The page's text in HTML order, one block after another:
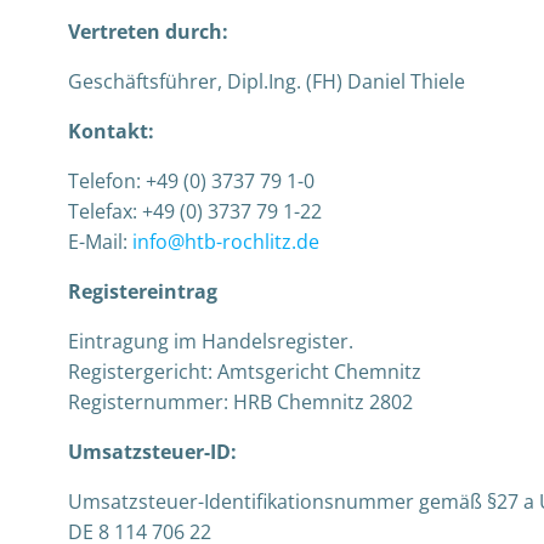
Vertreten durch:
Geschäftsführer, Dipl.Ing. (FH) Daniel Thiele
Kontakt:
Telefon: +49 (0) 3737 79 1-0
Telefax: +49 (0) 3737 79 1-22
E-Mail: info@htb-rochlitz.de
Registereintrag
Eintragung im Handelsregister.
Registergericht: Amtsgericht Chemnitz
Registernummer: HRB Chemnitz 2802
Umsatzsteuer-ID:
Umsatzsteuer-Identifikationsnummer gemäß §27 a
DE 8 114 706 22